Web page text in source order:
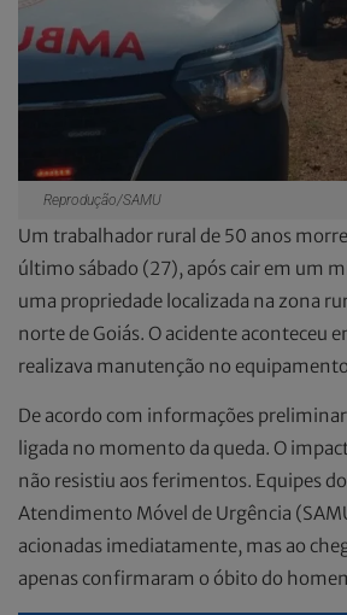
Reprodução/SAMU
Um trabalhador rural de 50 anos
último sábado (27), após cair em um
uma propriedade localizada na zona
norte de Goiás. O acidente aconteceu
realizava manutenção no
De acordo com informações
ligada no momento da queda. O
não resistiu aos ferimentos. Equipes
Atendimento Móvel de Urgência
acionadas imediatamente, mas ao
apenas confirmaram o óbito do